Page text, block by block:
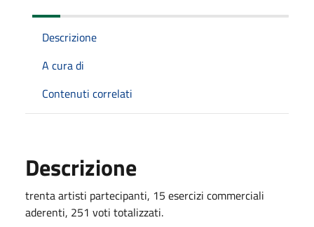
Descrizione
A cura di
Contenuti correlati
Descrizione
trenta artisti partecipanti, 15 esercizi commerciali
aderenti, 251 voti totalizzati.